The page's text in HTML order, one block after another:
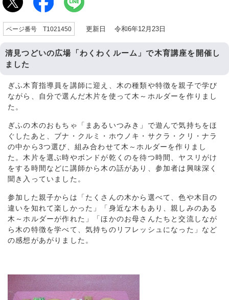
ページ番号 T1021450 更新日 令和6年12月23日
清見つどいの広場「わくわくルーム」で木育講座を開催し
ました
ぎふ木育指導員を講師に迎え、木の種類や特徴を親子で学び
ながら、自分で選んだ木片を使って木～ホルダーを作りまし
た。
ぎふの木のおもちゃ「まあるいつみき」で遊んで気持ちをほ
ぐしたあと、ブナ・クルミ・ホウノキ・サクラ・クリ・ナラ
の中から3つ選び、組み合わせて木～ホルダーを作りまし
た。木片を選ぶ時やボンドが乾くのを待つ時間、ヤスリがけ
をする時間などに講師から木の話があり、参加者は興味深く
聞き入っていました。
参加した親子からは「たくさんの木から選べて、色や木目の
違いを知れて楽しかった」「身近な木もあり、親しみのある
木～ホルダーが作れた」「ほかのお母さんたちと交流しなが
ら木の特徴を学べて、気持ちのリフレッシュになった」など
の感想があがりました。